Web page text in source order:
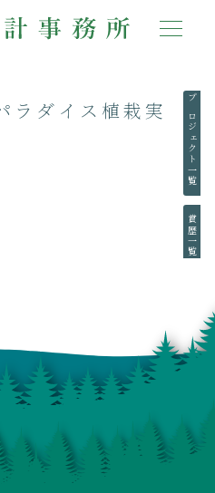
プロジェクト一覧
賞歴一覧
ラダイス植栽実